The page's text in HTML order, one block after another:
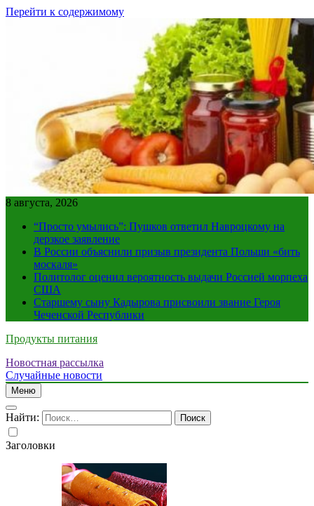
Перейти к содержимому
8 августа, 2026
“Просто умылись”: Пушков ответил Навроцкому на
дерзкое заявление
В России объяснили призыв президента Польши «бить
москаля»
Политолог оценил вероятность выдачи Россией морпеха
США
Старшему сыну Кадырова присвоили звание Героя
Чеченской Республики
Продукты питания
Новостная рассылка
Случайные новости
Меню
Найти:
Заголовки